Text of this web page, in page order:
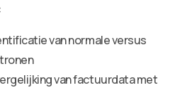
van normale versus
van factuurdata met